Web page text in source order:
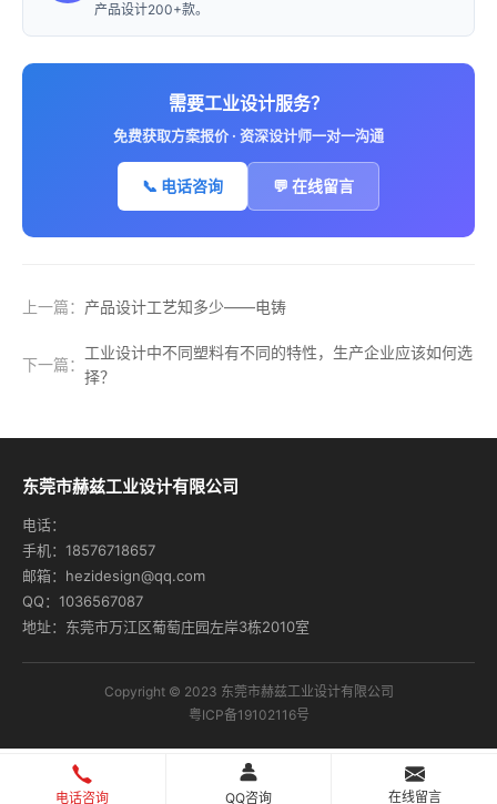
产品设计200+款。
需要工业设计服务？
免费获取方案报价 · 资深设计师一对一沟通
📞 电话咨询 💬 在线留言
上一篇： 产品设计工艺知多少——电铸
下一篇：
工业设计中不同塑料有不同的特性，生产企业应该如何选
择？
东莞市赫兹工业设计有限公司
电话：
手机：18576718657
邮箱：hezidesign@qq.com
QQ：1036567087
地址：东莞市万江区葡萄庄园左岸3栋2010室
Copyright © 2023 东莞市赫兹工业设计有限公司
粤ICP备19102116号
电话咨询 QQ咨询 在线留言